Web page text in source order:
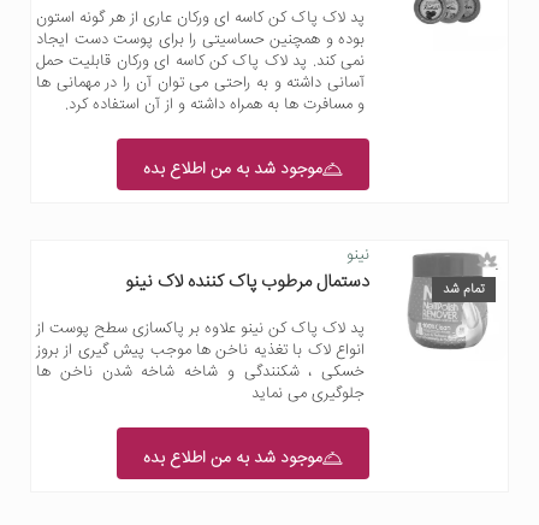
پد لاک پاک کن کاسه ای ورکان عاری از هر گونه استون
بوده و همچنین حساسیتی را برای پوست دست ایجاد
نمی کند. پد لاک پاک کن کاسه ای ورکان قابلیت حمل
آسانی داشته و به راحتی می توان آن را در مهمانی ها
و مسافرت ها به همراه داشته و از آن استفاده کرد.
موجود شد به من اطلاع بده
تمام شد
نینو
دستمال مرطوب پاک کننده لاک نینو
پد لاک پاک کن نینو علاوه بر پاکسازی سطح پوست از
انواع لاک با تغذیه ناخن ها موجب پیش گیری از بروز
خسکی ، شکنندگی و شاخه شاخه شدن ناخن ها
جلوگیری می نماید
موجود شد به من اطلاع بده